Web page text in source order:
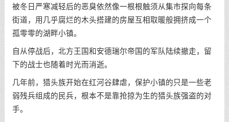
被冬日严寒减轻后的恶臭依然像一根根触须从集市探向每条
街道，用几乎腐烂的木头搭建的房屋互相取暖般拥挤成一个
孤零零的湖畔小镇。
自从停战后，北方王国和安德瑞尔帝国的军队陆续撤走，留
下的战士也随着时光而消逝。
几年前，猎头族开始在红河谷肆虐，保护小镇的只是一些老
弱残兵组成的民兵，根本不是靠抢掠为生的猎头族强盗的对
手。